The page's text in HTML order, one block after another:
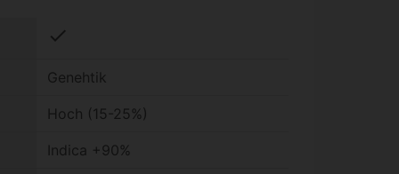
check
Genehtik
Hoch (15-25%)
Indica +90%